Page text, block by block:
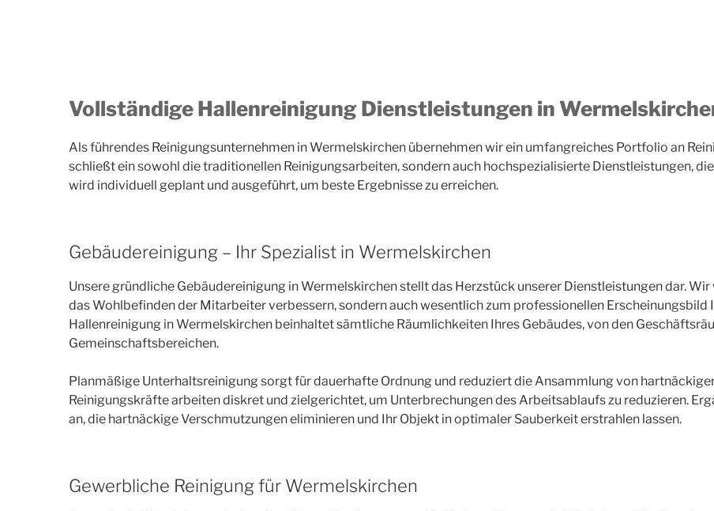
Vollständige Hallenreinigung Dienstleistungen in
Als führendes Reinigungsunternehmen in Wermelskirchen übernehmen wir ein umfangreiches Portfolio an
schließt ein sowohl die traditionellen Reinigungsarbeiten, sondern auch hochspezialisierte Dienstleistungen,
wird individuell geplant und ausgeführt, um beste Ergebnisse zu erreichen.
Gebäudereinigung – Ihr Spezialist in Wermelskirchen
Unsere gründliche Gebäudereinigung in Wermelskirchen stellt das Herzstück unserer Dienstleistungen dar.
das Wohlbefinden der Mitarbeiter verbessern, sondern auch wesentlich zum professionellen Erscheinungsbild
Hallenreinigung in Wermelskirchen beinhaltet sämtliche Räumlichkeiten Ihres Gebäudes, von den
Gemeinschaftsbereichen.
Planmäßige Unterhaltsreinigung sorgt für dauerhafte Ordnung und reduziert die Ansammlung von
Reinigungskräfte arbeiten diskret und zielgerichtet, um Unterbrechungen des Arbeitsablaufs zu reduzieren.
an, die hartnäckige Verschmutzungen eliminieren und Ihr Objekt in optimaler Sauberkeit erstrahlen lassen.
Gewerbliche Reinigung für Wermelskirchen